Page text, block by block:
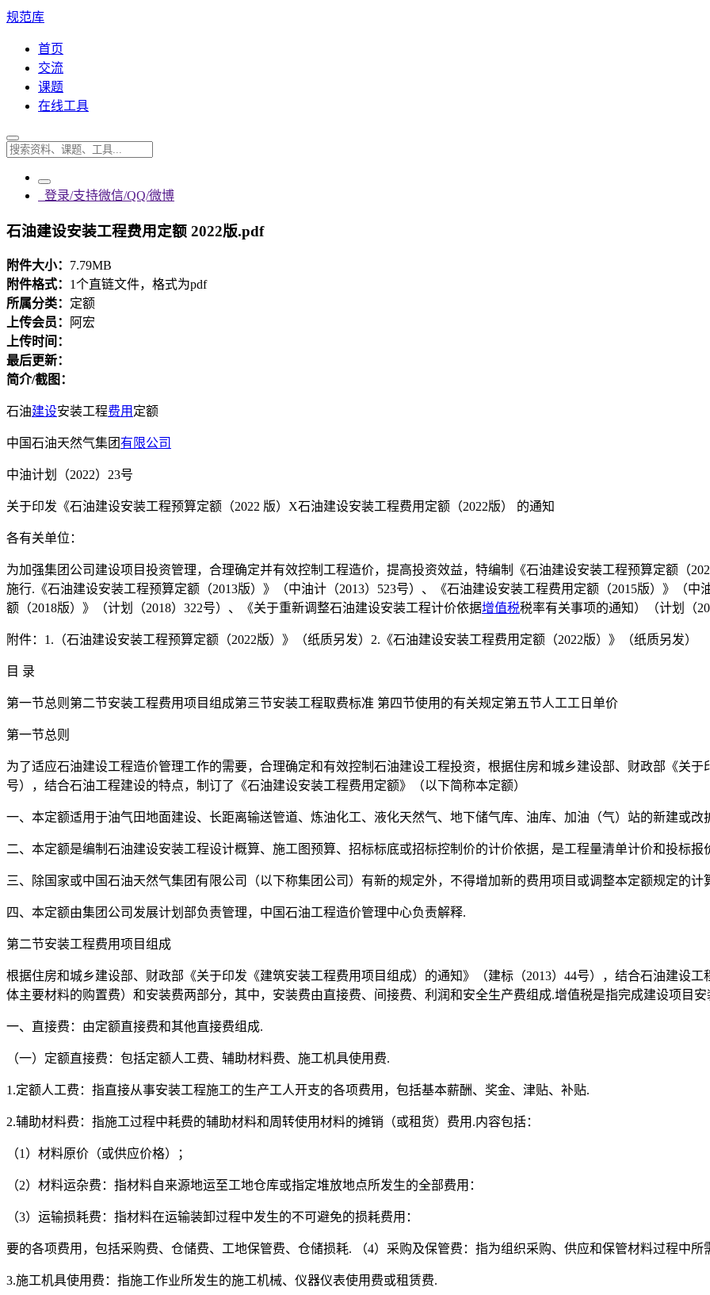
规范库
首页
交流
课题
在线工具
登录/支持微信/QQ/微博
石油建设安装工程费用定额 2022版.pdf
附件大小： 7.79MB
附件格式： 1个直链文件，格式为pdf
所属分类： 定额
上传会员：
阿宏
上传时间：
最后更新：
简介/截图：
石油建设安装工程费用 定额
中国石油天然气集团有限公司
中油计划（2022）23号
关于印发《石油建设安装工程预算定额（2022 版）X石油建设安装工程费用定额（2022版） 的通知
各有关单位：
为加强集团公司建设项目投资管理，合理确定并有效控制工程造价，提高投资效益，特编制《石油建设安装工程预算定额（
施行.《石油建设安装工程预算定额（2013版）》（中油计（2013）523号）、《石油建设安装工程费用定额（2015版）》（中
额（2018版）》（计划（2018）322号）、《关于重新调整石油建设安装工程计价依据增值税税率有关事项的通知）（计划（
附件：1.（石油建设安装工程预算定额（2022版）》（纸质另发）2.《石油建设安装工程费用定额（2022版）》（纸质另发）
目 录
第一节总则第二节安装工程费用项目组成第三节安装工程取费标准 第四节使用的有关规定第五节人工工日单价
第一节总则
为了适应石油建设工程造价管理工作的需要，合理确定和有效控制石油建设工程投资，根据住房和城乡建设部、财政部《关
号），结合石油工程建设的特点，制订了《石油建设安装工程费用定额》（以下简称本定额）
一、本定额适用于油气田地面建设、长距离输送管道、炼油化工、液化天然气、地下储气库、油库、加油（气）站的新建或改
二、本定额是编制石油建设安装工程设计概算、施工图预算、招标标底或招标控制价的计价依据，是工程量清单计价和投标报
三、除国家或中国石油天然气集团有限公司（以下称集团公司）有新的规定外，不得增加新的费用项目或调整本定额规定的计
四、本定额由集团公司发展计划部负责管理，中国石油工程造价管理中心负责解释.
第二节安装工程费用项目组成
根据住房和城乡建设部、财政部《关于印发《建筑安装工程费用项目组成）的通知》（建标（2013）44号），结合石油建设
体主要材料的购置费）和安装费两部分，其中，安装费由直接费、间接费、利润和安全生产费组成.增值税是指完成建设项目
一、直接费：由定额直接费和其他直接费组成.
（一）定额直接费：包括定额人工费、辅助材料费、施工机具使用费.
1.定额人工费：指直接从事安装工程施工的生产工人开支的各项费用，包括基本薪酬、奖金、津贴、补贴.
2.辅助材料费：指施工过程中耗费的辅助材料和周转使用材料的摊销（或租货）费用.内容包括：
（1）材料原价（或供应价格）；
（2）材料运杂费：指材料自来源地运至工地仓库或指定堆放地点所发生的全部费用：
（3）运输损耗费：指材料在运输装卸过程中发生的不可避免的损耗费用：
要的各项费用，包括采购费、仓储费、工地保管费、仓储损耗. （4）采购及保管费：指为组织采购、供应和保管材料过程中所
3.施工机具使用费：指施工作业所发生的施工机械、仪器仪表使用费或租赁费.